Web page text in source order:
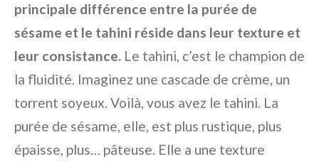
principale différence entre la purée de
sésame et le tahini réside dans leur texture et
leur consistance. Le tahini, c’est le champion de
la fluidité. Imaginez une cascade de crème, un
torrent soyeux. Voilà, vous avez le tahini. La
purée de sésame, elle, est plus rustique, plus
épaisse, plus… pâteuse. Elle a une texture